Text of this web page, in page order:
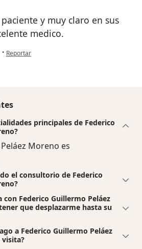
y muy claro en sus
medico.
• en opinión del usuario anónimo
Reportar
principales de Federico
Moreno es
el consultorio de Federico
con Federico Guillermo Peláez
que desplazarme hasta su
a Federico Guillermo Peláez